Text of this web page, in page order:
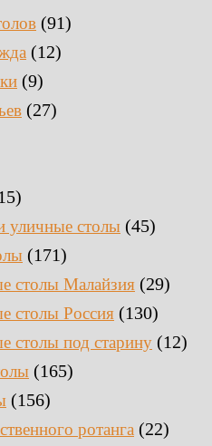
(91)
(12)
(9)
(27)
уличные столы (45)
(171)
столы Малайзия (29)
столы Россия (130)
столы под старину (12)
(165)
(156)
ротанга (22)